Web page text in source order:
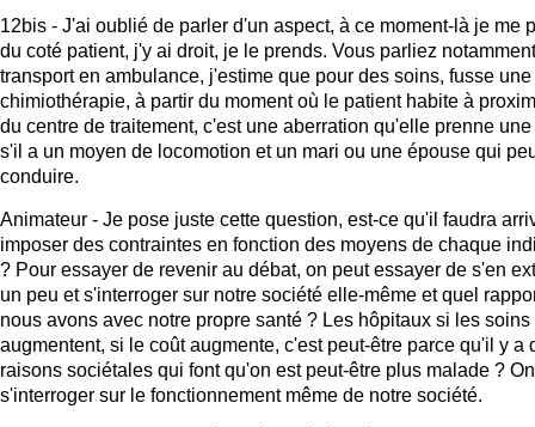
12bis - J'ai oublié de parler d'un aspect, à ce moment-là je me
du coté patient, j'y ai droit, je le prends. Vous parliez
transport en ambulance, j'estime que pour des soins, fusse une
chimiothérapie, à partir du moment où le patient habite à
du centre de traitement, c'est une aberration qu'elle prenne une
s'il a un moyen de locomotion et un mari ou une épouse qui
conduire.
Animateur - Je pose juste cette question, est-ce qu'il faudra
imposer des contraintes en fonction des moyens de chaque
? Pour essayer de revenir au débat, on peut essayer de s'en
un peu et s'interroger sur notre société elle-même et quel
nous avons avec notre propre santé ? Les hôpitaux si les soins
augmentent, si le coût augmente, c'est peut-être parce qu'il y a
raisons sociétales qui font qu'on est peut-être plus malade ?
s'interroger sur le fonctionnement même de notre société.